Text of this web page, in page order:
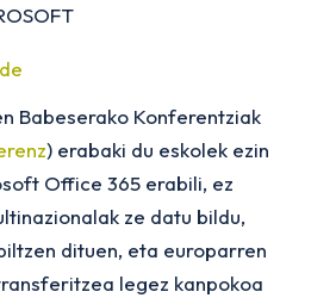
Babeserako Konferentziak
) erabaki du eskolek ezin
Office 365 erabili, ez
ze datu bildu,
dituen, eta europarren
legez kanpokoa